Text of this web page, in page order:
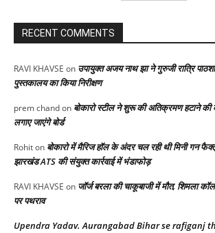
RECENT COMMENTS
RAVI KHAVSE on उपायुक्त अजय नाथ झा ने गुरुजी रात्रि
पुस्तकालय का किया निरीक्षण
prem chandon बोकारो स्टील ने शुरू की अतिक्रमण हटाने की
लगाए जाएंगे बोर्ड
Rohiton बोकारो में मैरिज हॉल के अंदर चल रही थी मिनी गन
झारखंड ATS की संयुक्त कार्रवाई में भंडाफोड़
RAVI KHAVSE on जॉर्ज बरला की चाकूबाजी में मौत, शिमला
पर पथराव
Upendra Yadav. Aurangabad Bihar se rafiganj